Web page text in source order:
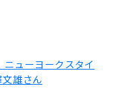
ューヨークスタイ
雄さん